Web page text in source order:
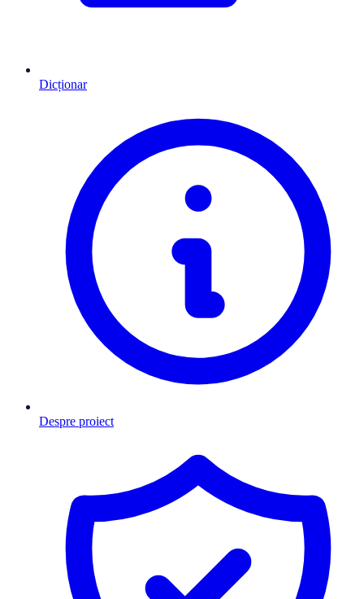
Dicționar
Despre proiect